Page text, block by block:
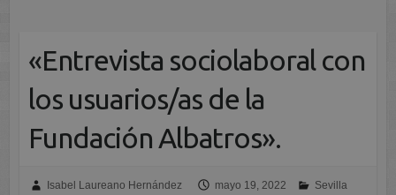
«Entrevista sociolaboral con
los usuarios/as de la
Fundación Albatros».
Isabel Laureano Hernández mayo 19, 2022
Sevilla